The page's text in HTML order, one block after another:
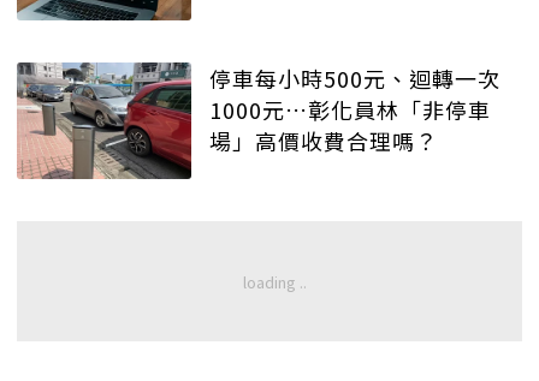
停車每小時500元、迴轉一次
1000元…彰化員林「非停車
場」高價收費合理嗎？